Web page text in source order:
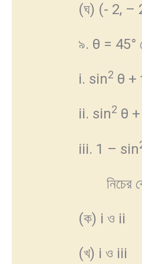
(ঘ) (- 2, –
৯. θ = 45°
i. sin2 θ +
ii. sin2 θ
iii. 1 – sin
নিচের
(ক) i
(খ) i ও iii